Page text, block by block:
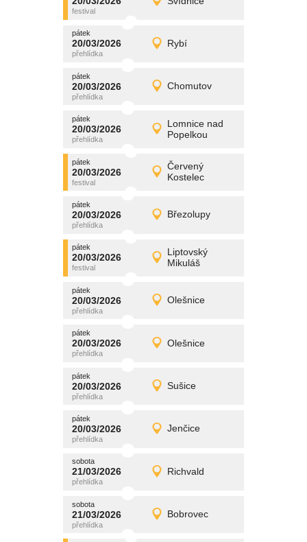
pátek Detail
pátek
20/03/2026 Rybí
pátek
20/03/2026 Detail
promítání
pátek
20/03/2026 Chomutov
pátek
20/03/2026 Detail
promítání
pátek
20/03/2026
Lomnice nad
Popelkou
pátek
20/03/2026 Detail
promítání
pátek
20/03/2026
Červený
Kostelec
pátek
20/03/2026 Detail
promítání
pátek
20/03/2026 Březolupy
pátek
20/03/2026 Detail
promítání
pátek
20/03/2026
Liptovský
Mikuláš
pátek
20/03/2026 Detail
promítání
pátek
20/03/2026 Olešnice
pátek
20/03/2026 Detail
promítání
pátek
20/03/2026 Olešnice
pátek
20/03/2026 Detail
promítání
pátek
20/03/2026 Sušice
pátek
20/03/2026 Detail
promítání
pátek
20/03/2026 Jenčice
pátek
20/03/2026 Detail
promítání
sobota
21/03/2026 Richvald
sobota
21/03/2026 Detail
promítání
sobota
21/03/2026 Bobrovec
sobota
21/03/2026 Detail
promítání